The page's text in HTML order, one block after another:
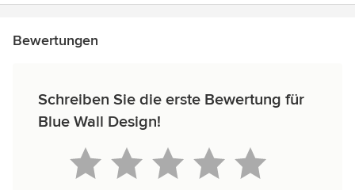
Bewertungen
Schreiben Sie die erste Bewertung für
Blue Wall Design!